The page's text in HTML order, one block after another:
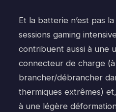
Et la batterie n’est pas
sessions gaming
contribuent aussi à une
connecteur de charge
brancher/débrancher
thermiques extrêmes)
à une légère